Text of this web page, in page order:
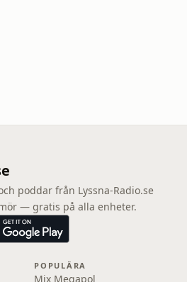
poddar från Lyssna-Radio.se
— gratis på alla enheter.
POPULÄRA
Mix Megapol